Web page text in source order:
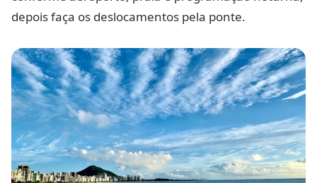
depois faça os deslocamentos pela ponte.